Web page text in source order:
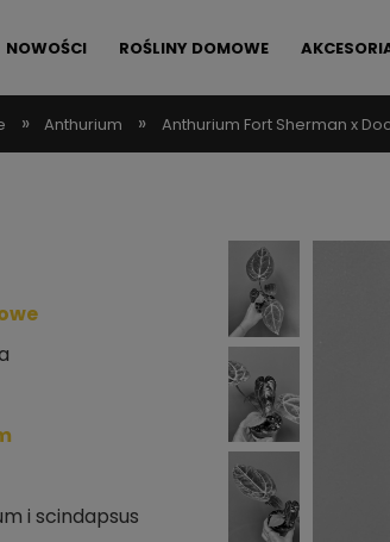
NOWOŚCI ROŚLINY DOMOWE
ALLEGRO LOKALNIE PROMOCJE FAQ
» Anthurium » Anthurium Fort Sherman x
i scindapsus